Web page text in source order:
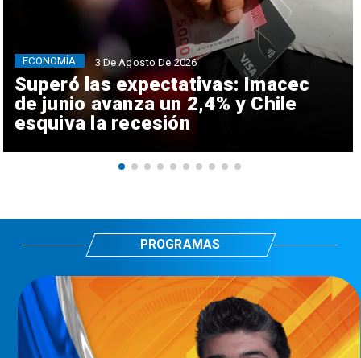
Superó las expectativas: Imacec
de junio avanza un 2,4% y Chile
esquiva la recesión
ECONOMÍA 3 De Agosto De 2026
PROGRAMAS